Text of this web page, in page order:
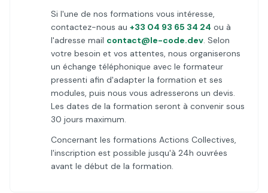
Si l'une de nos formations vous intéresse,
contactez-nous au +33 04 93 65 34 24 ou à
l'adresse mail contact@le-code.dev. Selon
votre besoin et vos attentes, nous organiserons
un échange téléphonique avec le formateur
pressenti afin d'adapter la formation et ses
modules, puis nous vous adresserons un devis.
Les dates de la formation seront à convenir sous
30 jours maximum.
Concernant les formations Actions Collectives,
l'inscription est possible jusqu'à 24h ouvrées
avant le début de la formation.